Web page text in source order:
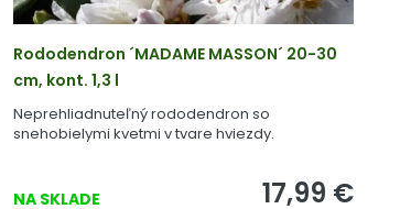
Rododendron ´MADAME MASSON´ 20-30
cm, kont. 1,3 l
Neprehliadnuteľný rododendron so
snehobielymi kvetmi v tvare hviezdy.
NA SKLADE 17,99 €